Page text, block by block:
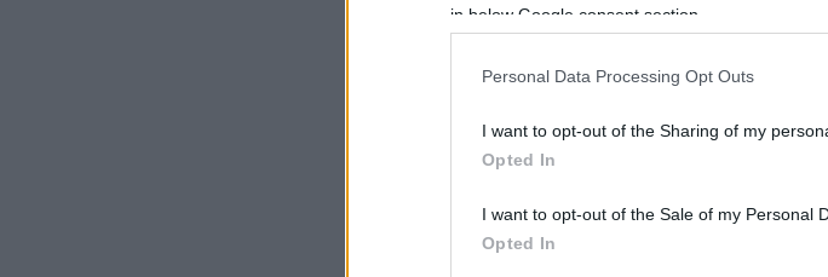
in below Google consent section.
Personal Data Processing Opt Outs
I want to opt-out of the Sharing of my
Opted In
I want to opt-out of the Sale of my Personal
Opted In